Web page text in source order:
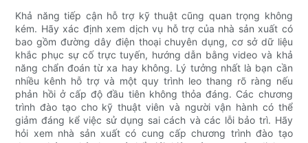
Khả năng tiếp cận hỗ trợ kỹ thuật cũng quan trọng không
kém. Hãy xác định xem dịch vụ hỗ trợ của nhà sản xuất có
bao gồm đường dây điện thoại chuyên dụng, cơ sở dữ liệu
khắc phục sự cố trực tuyến, hướng dẫn bằng video và khả
năng chẩn đoán từ xa hay không. Lý tưởng nhất là bạn cần
nhiều kênh hỗ trợ và một quy trình leo thang rõ ràng nếu
phản hồi ở cấp độ đầu tiên không thỏa đáng. Các chương
trình đào tạo cho kỹ thuật viên và người vận hành có thể
giảm đáng kể việc sử dụng sai cách và các lỗi bảo trì. Hãy
hỏi xem nhà sản xuất có cung cấp chương trình đào tạo